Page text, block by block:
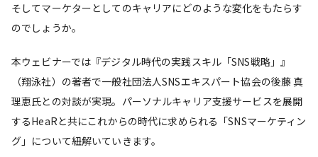
そしてマーケターとしてのキャリアにどのような変化をもたらす
のでしょうか。
本ウェビナーでは『デジタル時代の実践スキル「SNS戦略」』
（翔泳社）の著者で一般社団法人SNSエキスパート協会の後藤 真
理恵氏との対談が実現。パーソナルキャリア支援サービスを展開
するHeaRと共にこれからの時代に求められる「SNSマーケティン
グ」について紐解いていきます。